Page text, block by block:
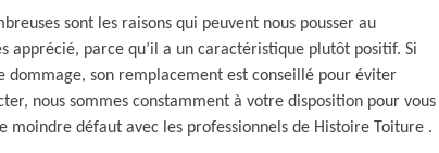
sont les raisons qui peuvent nous pousser au
apprécié, parce qu’il a un caractéristique plutôt positif. Si
dommage, son remplacement est conseillé pour éviter
nous sommes constamment à votre disposition pour vous
moindre défaut avec les professionnels de Histoire Toiture .